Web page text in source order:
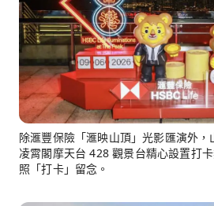
除滙豐保險「滙映山頂」光影匯演外
凌霄閣摩天台 428 觀景台精心設置打
照「打卡」留念。